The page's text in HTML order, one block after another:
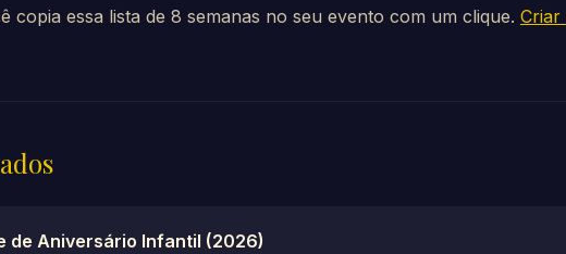
copia essa lista de 8 semanas no seu evento com um clique. Criar
de Aniversário Infantil (2026)